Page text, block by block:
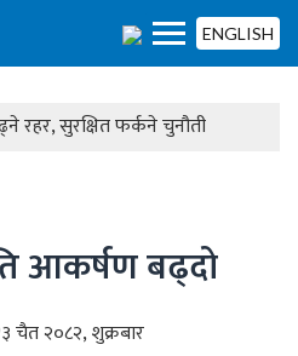
ENGLISH
रहर, सुरक्षित फर्कने चुनौती
आकर्षण बढ्दो
चैत २०८२, शुक्रबार